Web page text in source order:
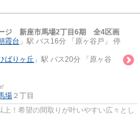
ージ 新座市馬場2丁目6期 全4区画
霞台 」駅 バス16分 「原ヶ谷戸」 停
ばりヶ丘 」駅 バス20分 「原ヶ谷
場 ２丁目
上！希望の間取りが叶いやすい広々とし